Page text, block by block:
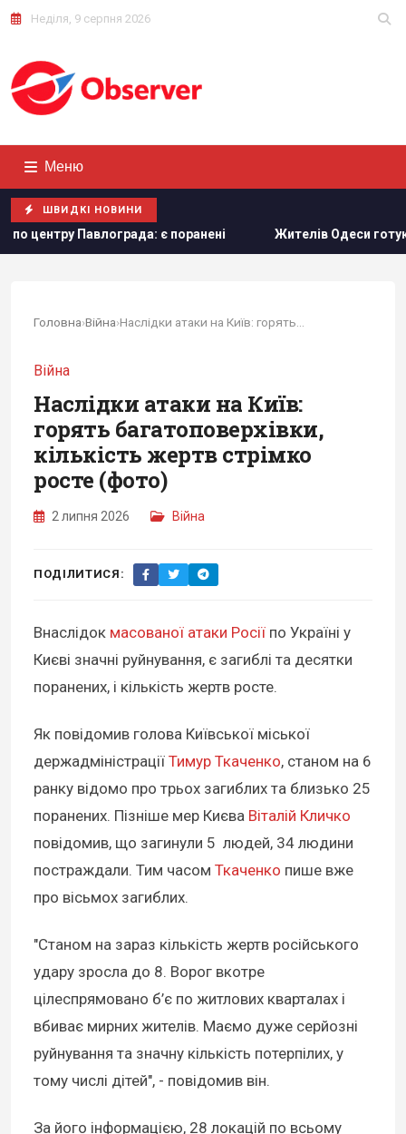
Неділя, 9 серпня 2026
Меню
ШВИДКІ НОВИНИ
Жителів Одеси готують до захисту міста від
Головна›Війна›Наслідки атаки на Київ: горять...
Війна
Наслідки атаки на Київ:
горять багатоповерхівки,
кількість жертв стрімко
росте (фото)
2 липня 2026 Війна
ПОДІЛИТИСЯ:
Внаслідок масованої атаки Росії по Україні у
Києві значні руйнування, є загиблі та десятки
поранених, і кількість жертв росте.
Як повідомив голова Київської міської
держадміністрації Тимур Ткаченко, станом на 6
ранку відомо про трьох загиблих та близько 25
поранених. Пізніше мер Києва Віталій Кличко
повідомив, що загинули 5 людей, 34 людини
постраждали. Тим часом Ткаченко пише вже
про вісьмох загиблих.
"Станом на зараз кількість жертв російського
удару зросла до 8. Ворог вкотре
цілеспрямовано б’є по житлових кварталах і
вбиває мирних жителів. Маємо дуже серйозні
руйнування та значну кількість потерпілих, у
тому числі дітей", - повідомив він.
За його інформацією, 28 локацій по всьому